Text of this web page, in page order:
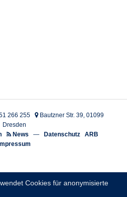
266 255
Bautzner Str. 39, 01099
Dresden
News — Datenschutz
ARB
Cookies für anonymisierte